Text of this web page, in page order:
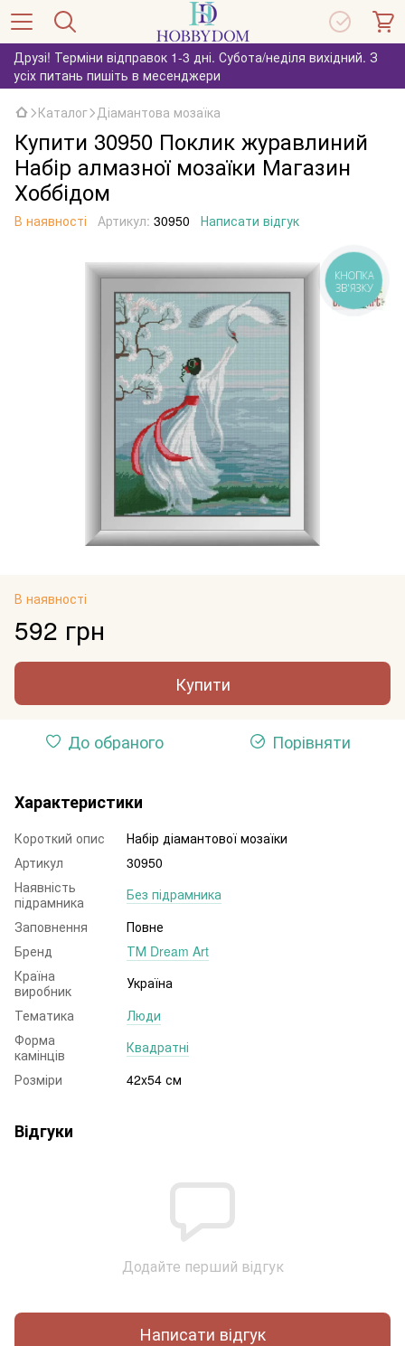
Друзі! Терміни відправок 1-3 дні. Субота/неділя вихідний. З
усіх питань пишіть в месенджери
Каталог Діамантова мозаїка
Купити 30950 Поклик журавлиний
Набір алмазної мозаїки Магазин
Хоббідом
В наявності Артикул: 30950 Написати відгук
В наявності
592 грн
Купити
До обраного Порівняти
Характеристики
Короткий опис
Набір діамантової мозаїки
Артикул
30950
Наявність
підрамника
Без підрамника
Заповнення
Повне
Бренд
ТМ Dream Art
Країна
виробник
Україна
Тематика
Люди
Форма
камінців
Квадратні
Розміри
42x54 см
Відгуки
Додайте перший відгук
Написати відгук
КНОПКА
ЗВ'ЯЗКУ